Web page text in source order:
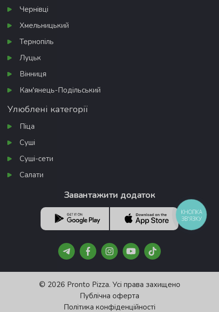
Чернівці
Хмельницький
Тернопіль
Луцьк
Вінниця
Кам'янець-Подільський
Улюблені категорії
Піца
Суші
Суші-сети
Салати
Завантажити додаток
© 2026 Pronto Pizza. Усі права захищено
Публічна оферта
Політика конфіденційності
КНОПКА
ЗВ'ЯЗКУ